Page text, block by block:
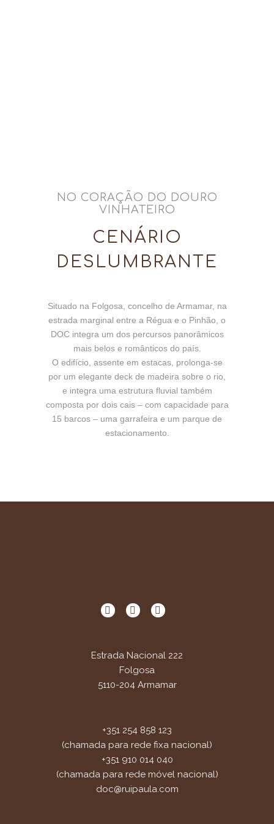
NO CORAÇÃO DO DOURO
VINHATEIRO
CENÁRIO
DESLUMBRANTE
Situado na Folgosa, concelho de Armamar, na
estrada marginal entre a Régua e o Pinhão, o
DOC integra um dos percursos panorâmicos
mais belos e românticos do país.
O edifício, assente em estacas, prolonga-se
por um elegante deck de madeira sobre o rio,
e integra uma estrutura fluvial também
composta por dois cais – com capacidade para
15 barcos – uma garrafeira e um parque de
estacionamento.
Estrada Nacional 222
Folgosa
5110-204 Armamar
+351 254 858 123
(chamada para rede fixa nacional)
+351 910 014 040
(chamada para rede móvel nacional)
doc@ruipaula.com